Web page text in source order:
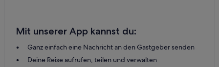
Mit unserer App kannst du:
Ganz einfach eine Nachricht an den Gastgeber senden
Deine Reise aufrufen, teilen und verwalten